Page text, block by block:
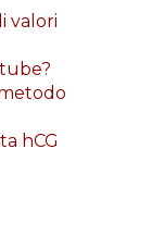
valori
hCG